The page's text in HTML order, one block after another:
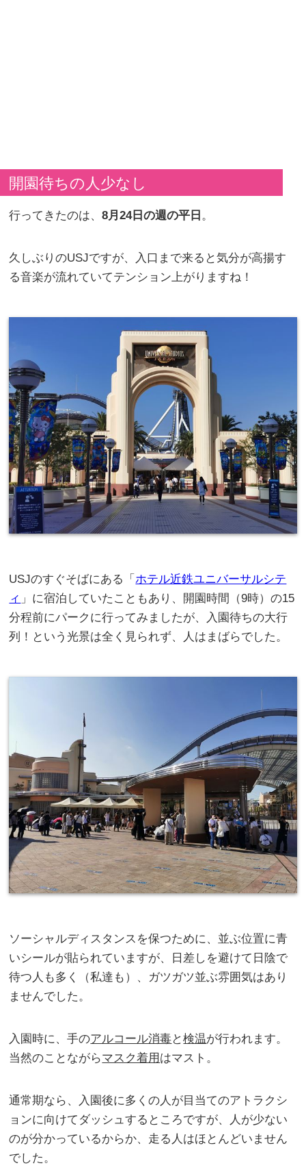
開園待ちの人少なし
行ってきたのは、8月24日の週の平日 。
久しぶりのUSJですが、入口まで来ると気分が高揚す
る音楽が流れていてテンション上がりますね！
USJのすぐそばにある「 ホテル近鉄ユニバーサルシテ
ィ 」に宿泊していたこともあり、開園時間（9時）の15
分程前にパークに行ってみましたが、入園待ちの大行
列！という光景は全く見られず、人はまばらでした。
ソーシャルディスタンスを保つために、並ぶ位置に青
いシールが貼られていますが、日差しを避けて日陰で
待つ人も多く（私達も）、ガツガツ並ぶ雰囲気はあり
ませんでした。
入園時に、手のアルコール消毒と検温が行われます。
当然のことながらマスク着用 はマスト。
通常期なら、入園後に多くの人が目当てのアトラクシ
ョンに向けてダッシュするところですが、人が少ない
のが分かっているからか、走る人はほとんどいません
でした。